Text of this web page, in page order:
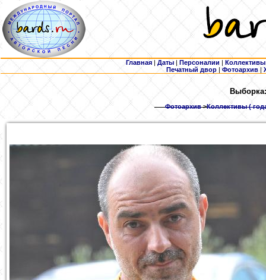
Главная | Даты | Персоналии | Коллективы
Печатный двор |Фотоархив |
Фотоархив>Коллективы (